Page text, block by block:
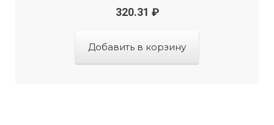
320.31 ₽
Добавить в корзину